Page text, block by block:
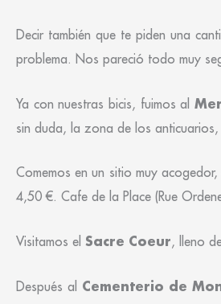
Decir también que te piden una
problema. Nos pareció todo muy
Ya con nuestras bicis, fuimos al
sin duda, la zona de los
Comemos en un sitio muy
4,50 €. Cafe de la Place (Rue
Visitamos el Sacre Coeur, lleno
Después al Cementerio de